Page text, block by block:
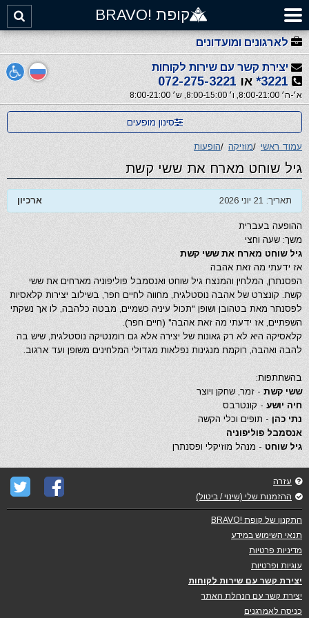
קופת !BRAVO
לארגונים ומועדונים
יצירת קשר עם שירות לקוחות
3221* או 072-275-3221
א׳-ה׳ 8:00-21:00, ו׳ 8:00-15:00, ש׳ 8:00-21:00
סינון מופעים
עמוד ראשי /מוזיקה /הופעות
גיל שוחט מארח את ששי קשת
ארכיון תאריך: 21 יוני 2026
ההופעה בעברית
משך: שעה וחצי
גיל שוחט מארח את ששי קשת
אז ידעתי מה זאת אהבה
הפסנתרן, המלחין והמנצח גיל שוחט ואנסמבל פוליפוניה מארחים את ששי
קשת. קונצרט של אהבה נוסטלגית, מחווה לחיים חפר, בשילוב יצירות קלאסיות
לפסנתר מאת בטהובן ושופן "תכול עיניה כשמיים, מבטה כלהבה, לו אך נשקתי
השפתיים, אז ידעתי מה זאת אהבה" (חיים חפר).
קלאסיקה היא לא רק גאונות של יצירה אלא גם רומנטיקה נוסטלגית, שיש בה
להבה ואהבה, רוקמת מנגינות נפלאות מגדולי המלחינים משופן ועד ארגוב.
בהשתתפות:
ששי קשת - זמר, שחקן ויוצר
חיה יושע - קונטרבס
נתי כהן - תופים וכלי הקשה
אנסמבל פוליפוניה
גיל שוחט - מנהל מוזיקלי ופסנתרן
עזרה
ההזמנות שלי (שינוי / ביטול)
התקנון של קופת !BRAVO
תנאי השימוש במידע
מדיניות פרטיות
עוגיות ופרטיות
יצירת קשר עם שירות לקוחות
יצירת קשר עם הנהלת האתר
כניסה לאמרגנים